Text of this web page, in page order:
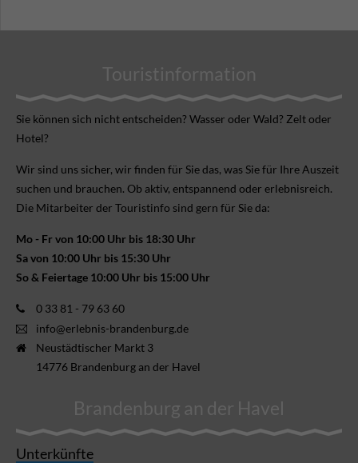
Touristinformation
Sie können sich nicht ent­scheiden? Wasser oder Wald? Zelt oder
Hotel?
Wir sind uns sicher, wir finden für Sie das, was Sie für Ihre Aus­zeit
suchen und brauchen. Ob aktiv, ent­spannend oder erlebnis­reich.
Die Mitarbeiter der Touristinfo sind gern für Sie da:
Mo - Fr von 10:00 Uhr bis 18:30 Uhr
Sa von 10:00 Uhr bis 15:30 Uhr
So & Feiertage 10:00 Uhr bis 15:00 Uhr
0 33 81 - 79 63 60
info@erlebnis-brandenburg.de
Neustädtischer Markt 3
14776 Brandenburg an der Havel
Brandenburg an der Havel
Unterkünfte